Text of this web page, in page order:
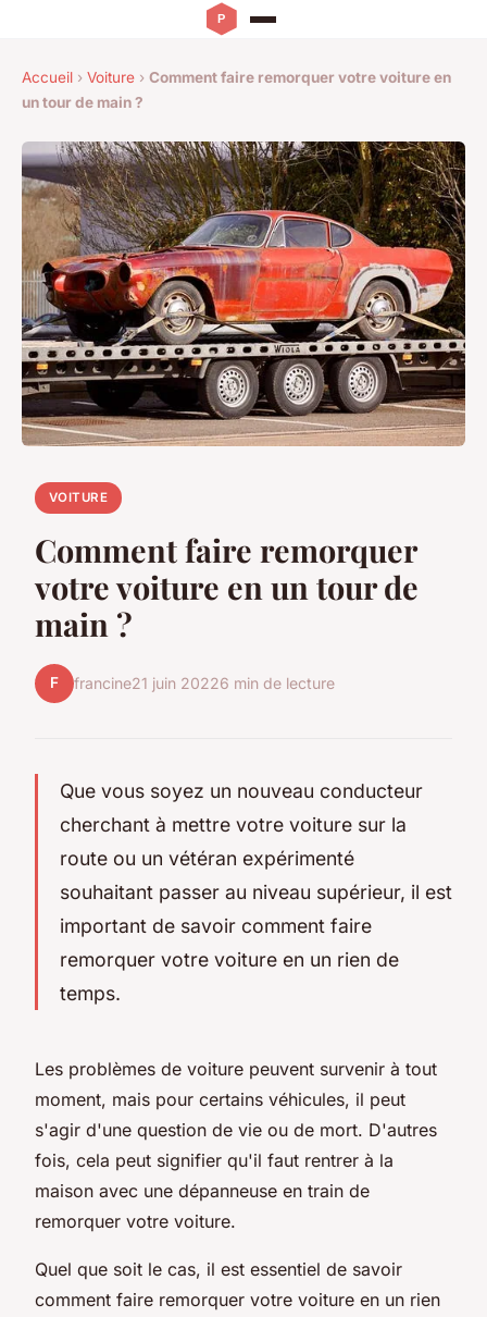
Accueil › Voiture › Comment faire remorquer votre voiture en
un tour de main ?
VOITURE
Comment faire remorquer
votre voiture en un tour de
main ?
F francine21 juin 20226 min de lecture
Que vous soyez un nouveau conducteur
cherchant à mettre votre voiture sur la
route ou un vétéran expérimenté
souhaitant passer au niveau supérieur, il est
important de savoir comment faire
remorquer votre voiture en un rien de
temps.
Les problèmes de voiture peuvent survenir à tout
moment, mais pour certains véhicules, il peut
s'agir d'une question de vie ou de mort. D'autres
fois, cela peut signifier qu'il faut rentrer à la
maison avec une dépanneuse en train de
remorquer votre voiture.
Quel que soit le cas, il est essentiel de savoir
comment faire remorquer votre voiture en un rien